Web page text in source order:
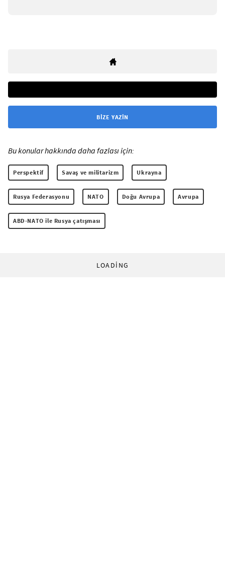
BIZE YAZIN
Bu konular hakkında daha fazlası için:
Perspektif Savaş ve militarizm Ukrayna
Rusya Federasyonu NATO Doğu Avrupa Avrupa
ABD-NATO ile Rusya çatışması
LOADING